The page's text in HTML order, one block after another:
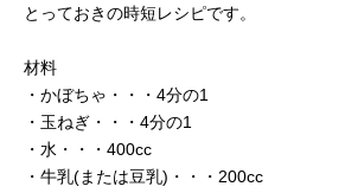
とっておきの時短レシピです。
材料
・かぼちゃ・・・4分の1
・玉ねぎ・・・4分の1
・水・・・400cc
・牛乳(または豆乳)・・・200cc